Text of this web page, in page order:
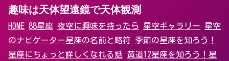
趣味は天体望遠鏡で天体観測
HOME 88星座 夜空に興味を持ったら 星空ギャラリー 星空
のナビゲーター星座の名前と略符 季節の星座を知ろう！
星座にちょっと詳しくなれる話 黄道12星座を知ろう！ 星